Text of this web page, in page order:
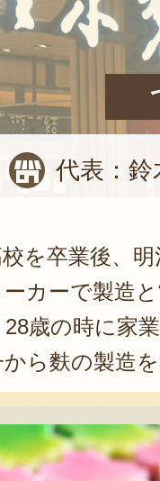
代表：鈴
を卒業後、
カーで製造
歳の時に家
ら麩の製造
あり、当初
ころから食
鈴木代表の